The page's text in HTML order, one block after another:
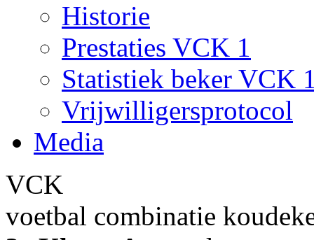
Historie
Prestaties VCK 1
Statistiek beker VCK
Vrijwilligersprotocol
Media
VCK
voetbal combinatie